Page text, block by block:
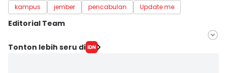
kampus jember pencabulan Update me
Editorial Team
Editor
Tonton lebih seru di